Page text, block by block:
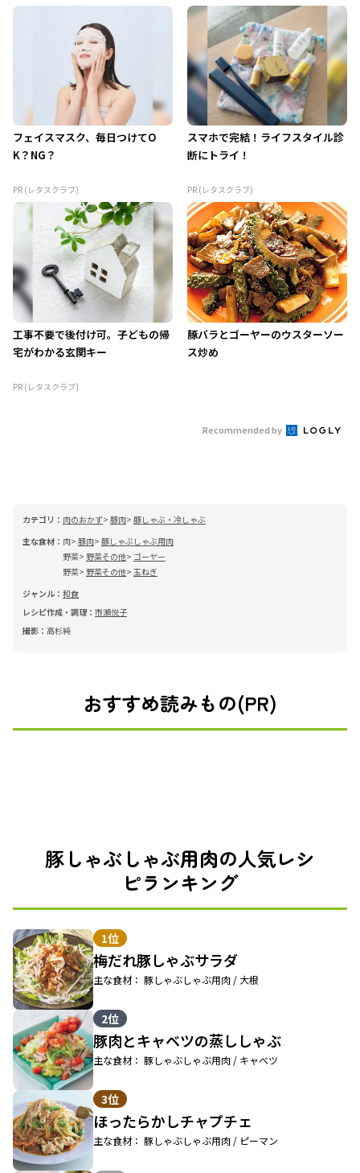
フェイスマスク、毎日つけてO
K？NG？
PR (レタスクラブ)
スマホで完結！ライフスタイル診
断にトライ！
PR (レタスクラブ)
工事不要で後付け可。子どもの帰
宅がわかる玄関キー
PR (レタスクラブ)
豚バラとゴーヤーのウスターソー
ス炒め
Recommended by
カテゴリ： 肉のおかず 豚肉 豚しゃぶ・冷しゃぶ
主な食材： 肉 豚肉 豚しゃぶしゃぶ用肉
野菜
野菜その他
ゴーヤー
野菜
野菜その他 玉ねぎ
ジャンル： 和食
レシピ作成・調理： 市瀬悦子
撮影： 高杉純
おすすめ読みもの(PR)
豚しゃぶしゃぶ用肉の人気レシ
ピランキング
1位
梅だれ豚しゃぶサラダ
主な食材： 豚しゃぶしゃぶ用肉 / 大根
2位
豚肉とキャベツの蒸ししゃぶ
主な食材： 豚しゃぶしゃぶ用肉 / キャベツ
3位
ほったらかしチャプチェ
主な食材： 豚しゃぶしゃぶ用肉 / ピーマン